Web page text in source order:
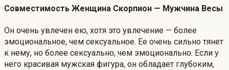
Совместимость Женщина Скорпион — Мужчина Весы
Он очень увлечен ею, хотя это увлечение — более
эмоциональное, чем сексуальное. Ее очень сильно тянет
к нему, но более сексуально, чем эмоционально. Если у
него красивая мужская фигура, он обладает глубоким,